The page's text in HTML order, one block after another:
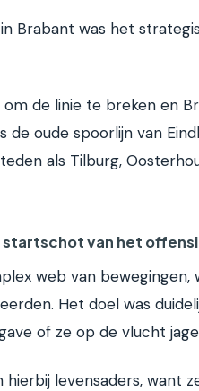
Brabant was het
de linie te breken en
de oude spoorlijn van
als Tilburg,
startschot van het
web van bewegingen,
Het doel was
of ze op de vlucht
hierbij levensaders, want